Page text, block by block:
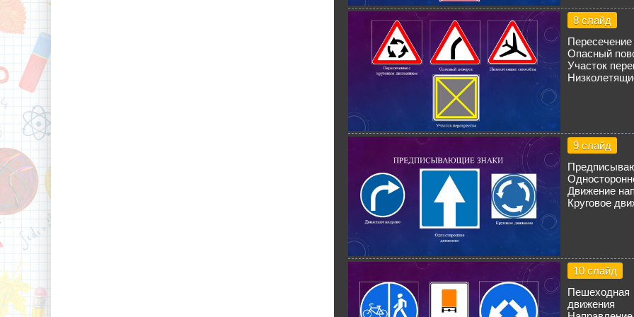
8 слайд
Опасный
Участок
9 слайд
Движение
Круговое
10 слайд
движения